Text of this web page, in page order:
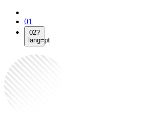
01
02?
lang=pt